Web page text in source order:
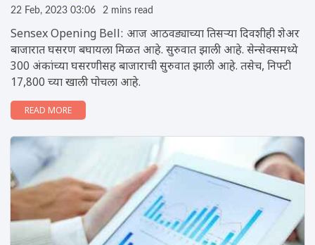
22 Feb, 2023 03:06 2 mins read
Sensex Opening Bell: आज आठवड्याच्या तिसऱ्या दिवशीही शेअर
बाजारात घसरण बघायला मिळत आहे. सुरुवात झाली आहे. सेन्सेक्समध्ये
300 अंकांच्या घसरणीसह बाजाराची सुरुवात झाली आहे. तसेच, निफ्टी
17,800 च्या खाली पोचला आहे.
READ MORE